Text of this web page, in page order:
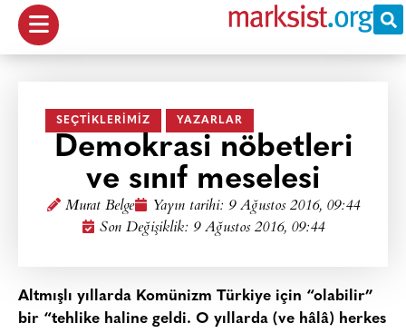
SEÇTIKLERIMIZ YAZARLAR
Demokrasi nöbetleri
ve sınıf meselesi
Murat Belge Yayın tarihi: 9 Ağustos 2016, 09:44
Son Değişiklik: 9 Ağustos 2016, 09:44
Altmışlı yıllarda Komünizm Türkiye için “olabilir”
bir “tehlike haline geldi. O yıllarda (ve hâlâ) herkes